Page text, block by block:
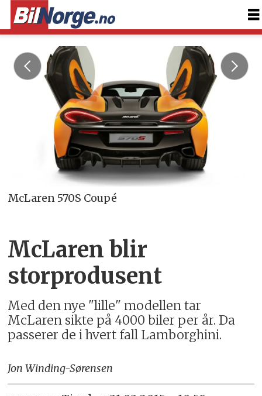
McLaren 570S Coupé
McLaren blir
storprodusent
Med den nye "lille" modellen tar
McLaren sikte på 4000 biler per år. Da
passerer de i hvert fall Lamborghini.
Jon Winding-Sørensen